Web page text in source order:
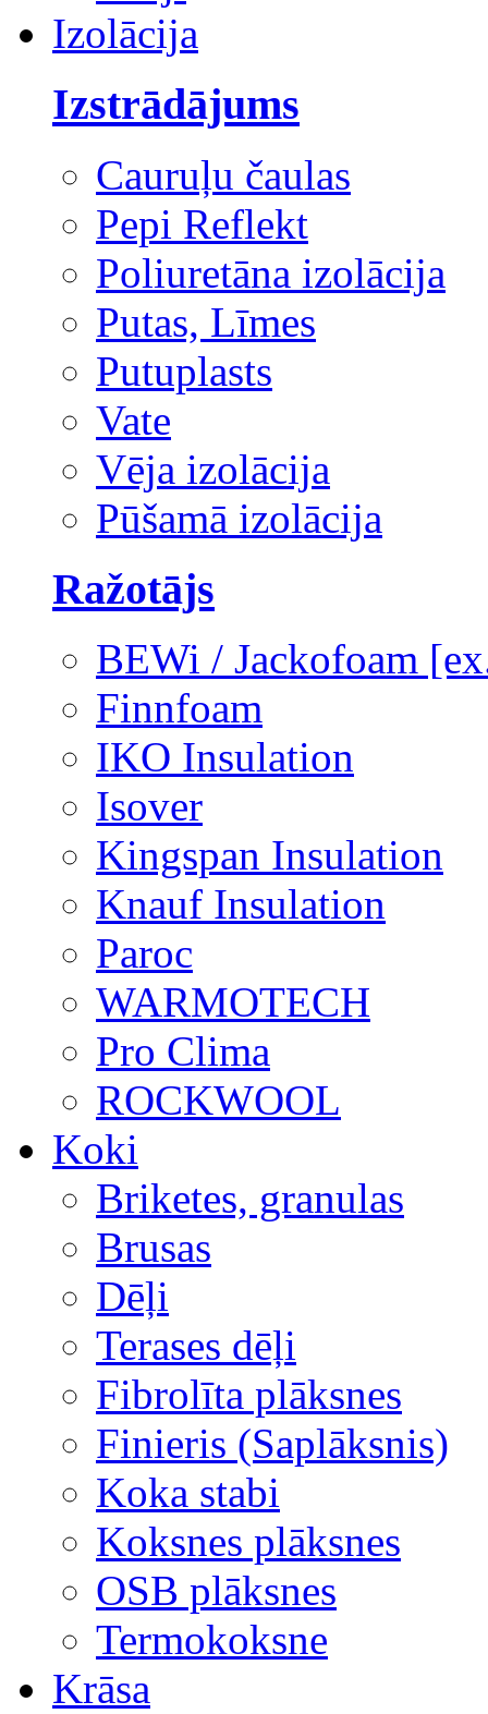
Izolācija
Izstrādājums
Cauruļu čaulas
Pepi Reflekt
Poliuretāna izolācija
Putas, Līmes
Putuplasts
Vate
Vēja izolācija
Pūšamā izolācija
Ražotājs
BEWi / Jackofoam
Finnfoam
IKO Insulation
Isover
Kingspan Insulation
Knauf Insulation
Paroc
WARMOTECH
Pro Clima
ROCKWOOL
Koki
Briketes, granulas
Brusas
Dēļi
Terases dēļi
Fibrolīta plāksnes
Finieris (Saplāksnis)
Koka stabi
Koksnes plāksnes
OSB plāksnes
Termokoksne
Krāsa